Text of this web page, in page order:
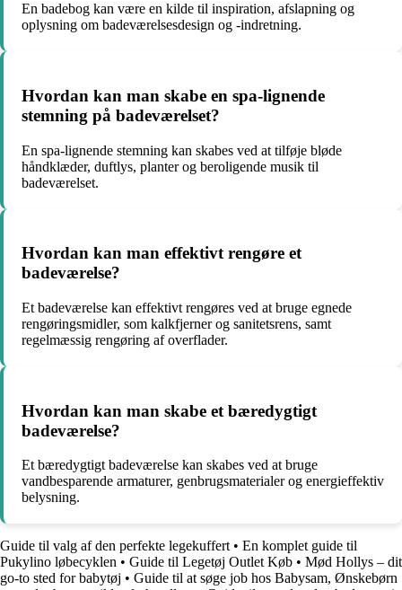
En badebog kan være en kilde til inspiration, afslapning og
oplysning om badeværelsesdesign og -indretning.
Hvordan kan man skabe en spa-lignende
stemning på badeværelset?
En spa-lignende stemning kan skabes ved at tilføje bløde
håndklæder, duftlys, planter og beroligende musik til
badeværelset.
Hvordan kan man effektivt rengøre et
badeværelse?
Et badeværelse kan effektivt rengøres ved at bruge egnede
rengøringsmidler, som kalkfjerner og sanitetsrens, samt
regelmæssig rengøring af overflader.
Hvordan kan man skabe et bæredygtigt
badeværelse?
Et bæredygtigt badeværelse kan skabes ved at bruge
vandbesparende armaturer, genbrugsmaterialer og energieffektiv
belysning.
Guide til valg af den perfekte legekuffert • En komplet guide til
Pukylino løbecyklen • Guide til Legetøj Outlet Køb • Mød Hollys – dit
go-to sted for babytøj • Guide til at søge job hos Babysam, Ønskebørn